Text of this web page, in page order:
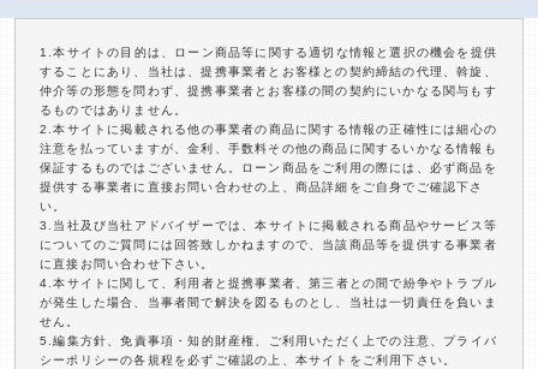
1.本サイトの目的は、ローン商品等に関する適切な情報と選択の機会を提供
することにあり、当社は、提携事業者とお客様との契約締結の代理、斡旋、
仲介等の形態を問わず、提携事業者とお客様の間の契約にいかなる関与もす
るものではありません。
2.本サイトに掲載される他の事業者の商品に関する情報の正確性には細心の
注意を払っていますが、金利、手数料その他の商品に関するいかなる情報も
保証するものではございません。ローン商品をご利用の際には、必ず商品を
提供する事業者に直接お問い合わせの上、商品詳細をご自身でご確認下さ
い。
3.当社及び当社アドバイザーでは、本サイトに掲載される商品やサービス等
についてのご質問には回答致しかねますので、当該商品等を提供する事業者
に直接お問い合わせ下さい。
4.本サイトに関して、利用者と提携事業者、第三者との間で紛争やトラブル
が発生した場合、当事者間で解決を図るものとし、当社は一切責任を負いま
せん。
5.編集方針、免責事項・知的財産権、ご利用いただく上での注意、プライバ
シーポリシーの各規程を必ずご確認の上、本サイトをご利用下さい。